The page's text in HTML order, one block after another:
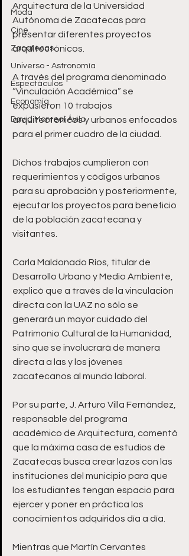
Moda
Cine
Zacatecas
Universo - Astronomía
Espectáculos
Economía
David Monreal Ávila
Arquitectura de la Universidad
Autónoma de Zacatecas para
presentar diferentes proyectos
arquitectónicos.
A través del programa denominado
“Vinculación Académica” se
expusieron 10 trabajos
arquitectónicos y urbanos enfocados
para el primer cuadro de la ciudad.
Dichos trabajos cumplieron con
requerimientos y códigos urbanos
para su aprobación y posteriormente,
ejecutar los proyectos para beneficio
de la población zacatecana y
visitantes.
Carla Maldonado Ríos, titular de
Desarrollo Urbano y Medio Ambiente,
explicó que a través de la vinculación
directa con la UAZ no sólo se
generará un mayor cuidado del
Patrimonio Cultural de la Humanidad,
sino que se involucrará de manera
directa a las y los jóvenes
zacatecanos al mundo laboral.
Por su parte, J. Arturo Villa Fernández,
responsable del programa
académico de Arquitectura, comentó
que la máxima casa de estudios de
Zacatecas busca crear lazos con las
instituciones del municipio para que
los estudiantes tengan espacio para
ejercer y poner en práctica los
conocimientos adquiridos día a día.
Mientras que Martín Cervantes